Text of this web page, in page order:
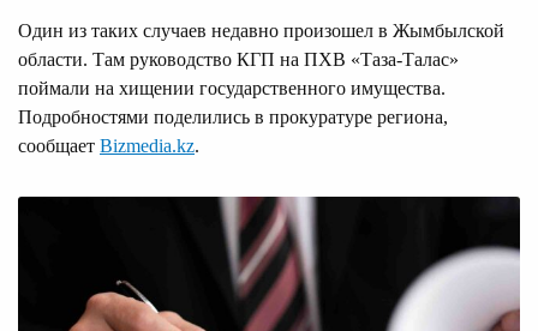
Один из таких случаев недавно произошел в Жымбылской
области. Там руководство КГП на ПХВ «Таза-Талас»
поймали на хищении государственного имущества.
Подробностями поделились в прокуратуре региона,
сообщает Bizmedia.kz.